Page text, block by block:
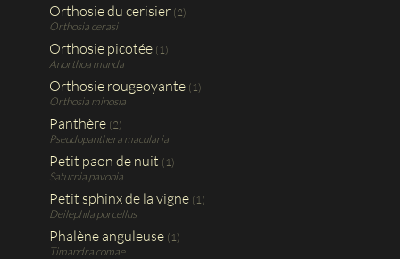
Orthosie du cerisier (2)
Orthosia cerasi
Orthosie picotée (1)
Anorthoa munda
Orthosie rougeoyante (1)
Orthosia minosia
Panthère (2)
Pseudopanthera macularia
Petit paon de nuit (1)
Saturnia pavonia
Petit sphinx de la vigne (1)
Deilephila porcellus
Phalène anguleuse (1)
Timandra comae